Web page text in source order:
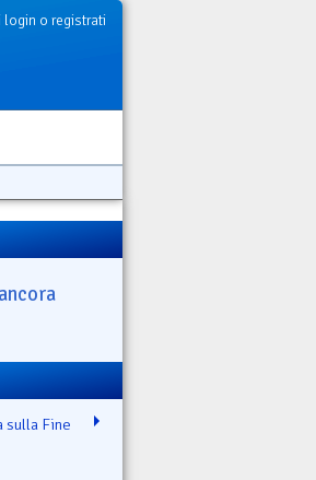
login o registrati
sulla Fine